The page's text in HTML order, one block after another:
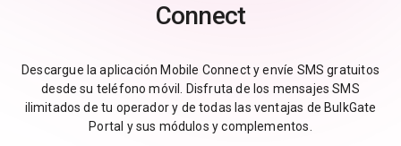
Connect
Descargue la aplicación Mobile Connect y envíe SMS gratuitos
desde su teléfono móvil. Disfruta de los mensajes SMS
ilimitados de tu operador y de todas las ventajas de BulkGate
Portal y sus módulos y complementos.